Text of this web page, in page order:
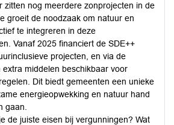
zitten nog meerdere zonprojecten in de
groeit de noodzaak om natuur en
te integreren in deze
Vanaf 2025 financiert de SDE++
projecten, en via de
extra middelen beschikbaar voor
Dit biedt gemeenten een unieke
energieopwekking en natuur hand
gaan.
de juiste eisen bij vergunningen? Wat